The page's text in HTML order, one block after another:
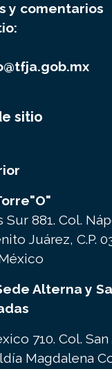
y comentarios
sitio
Sur 881. Col.
Juárez, C.P.
Alterna y
710. Col.
Magdalena